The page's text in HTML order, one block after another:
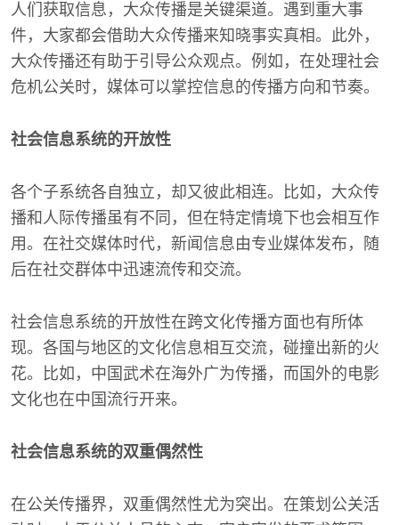
人们获取信息，大众传播是关键渠道。遇到重大事
件，大家都会借助大众传播来知晓事实真相。此外，
大众传播还有助于引导公众观点。例如，在处理社会
危机公关时，媒体可以掌控信息的传播方向和节奏。
社会信息系统的开放性
各个子系统各自独立，却又彼此相连。比如，大众传
播和人际传播虽有不同，但在特定情境下也会相互作
用。在社交媒体时代，新闻信息由专业媒体发布，随
后在社交群体中迅速流传和交流。
社会信息系统的开放性在跨文化传播方面也有所体
现。各国与地区的文化信息相互交流，碰撞出新的火
花。比如，中国武术在海外广为传播，而国外的电影
文化也在中国流行开来。
社会信息系统的双重偶然性
在公关传播界，双重偶然性尤为突出。在策划公关活